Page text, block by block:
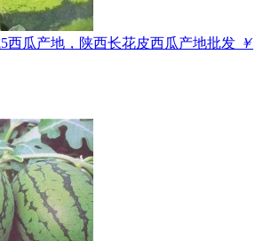
西瓜产地，陕西长花皮西瓜产地批发 ￥